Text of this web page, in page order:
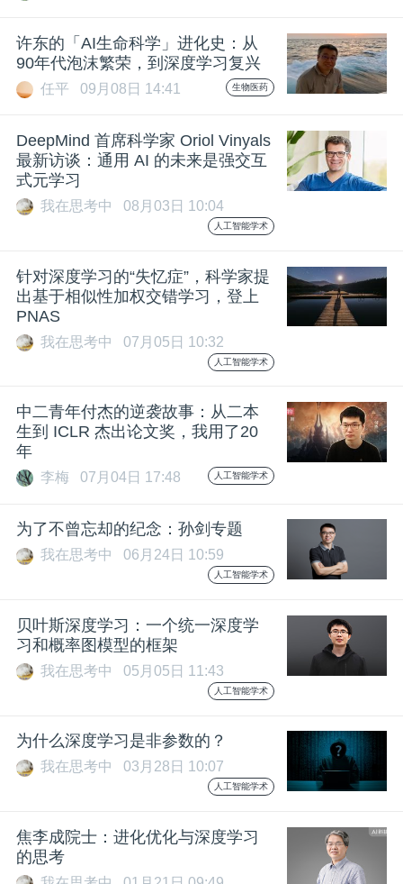
许东的「AI生命科学」进化史：从
90年代泡沫繁荣，到深度学习复兴
任平 09月08日 14:41 生物医药
DeepMind 首席科学家 Oriol Vinyals
最新访谈：通用 AI 的未来是强交互
式元学习
我在思考中 08月03日 10:04
人工智能学术
针对深度学习的“失忆症”，科学家提
出基于相似性加权交错学习，登上
PNAS
我在思考中 07月05日 10:32
人工智能学术
中二青年付杰的逆袭故事：从二本
生到 ICLR 杰出论文奖，我用了20
年
李梅 07月04日 17:48 人工智能学术
为了不曾忘却的纪念：孙剑专题
我在思考中 06月24日 10:59
人工智能学术
贝叶斯深度学习：一个统一深度学
习和概率图模型的框架
我在思考中 05月05日 11:43
人工智能学术
为什么深度学习是非参数的？
我在思考中 03月28日 10:07
人工智能学术
焦李成院士：进化优化与深度学习
的思考